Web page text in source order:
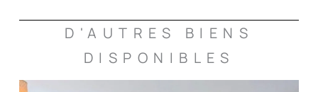
D'AUTRES BIENS
DISPONIBLES